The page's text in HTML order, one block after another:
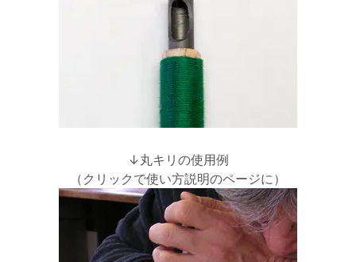
↓丸キリの使用例
（クリックで使い方説明のページに）